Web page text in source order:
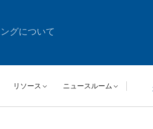
グについて
リソース ニュースルーム